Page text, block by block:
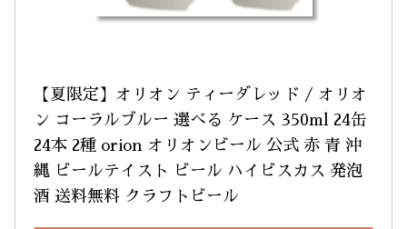
【夏限定】オリオン ティーダレッド / オリオ
ン コーラルブルー 選べる ケース 350ml 24缶
24本 2種 orion オリオンビール 公式 赤 青 沖
縄 ビールテイスト ビール ハイビスカス 発泡
酒 送料無料 クラフトビール